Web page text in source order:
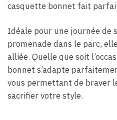
casquette bonnet fait
Idéale pour une journée de
promenade dans le parc,
alliée. Quelle que soit
bonnet s’adapte
vous permettant de braver
sacrifier votre style.